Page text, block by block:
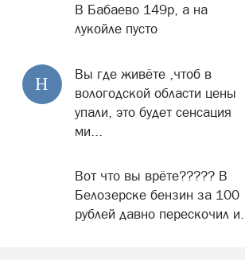
В Бабаево 149р, а на
лукойле пусто
Н
Вы где живёте ,чтоб в
вологодской области цены
упали, это будет сенсация
ми...
Вот что вы врёте????? В
Белозерске бензин за 100
рублей давно перескочил и...